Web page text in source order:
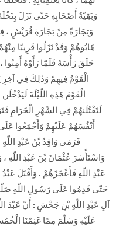
وَبَقِيّةُ أَصْحَابِهِ حَتّى نَزَلَ
وَتِجَارَةً مِنْ تِجَارَةِ قُرَيْشٍ ،
هَابُوهُمْ وَقَدْ نَزَلُوا قَرِيبًا
حَلَقَ رَأْسَهُ فَلَمّا رَأَوْهُ أَمِنُوا
الْقَوْمُ فِيهِمْ وَذَلِكَ فِي آخِرِ
الْقَوْمَ هَذِهِ اللّيْلَةَ
لَتَقْتُلَنهُمْ فِي الشّهْرِ الْحَرَامِ
أَنْفُسَهُمْ عَلَيْهِمْ وَأَجْمَعُوا
فَرَمَى وَاقِدُ بْنُ عَبْدِ
وَاسْتَأْسَرَ عُثْمَانَ بْنَ عَبْدِ اللّهِ
عَبْدِ اللّهِ فَأَعْجَزَهُمْ . وَأَقْبَلَ
حَتّى قَدِمُوا عَلَى رَسُولِ اللّهِ
آلِ عَبْدِ اللّهِ بْنِ جَحْشٍ : أَنّ عَبْدَ
عَلَيْهِ وَسَلّمَ مِمّا غَنِمْنَا